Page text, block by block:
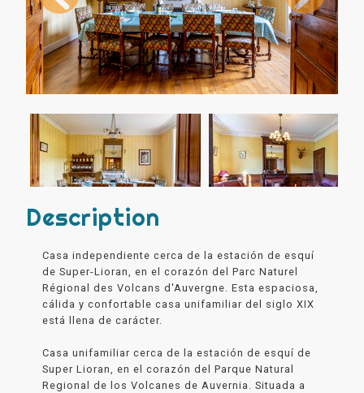
Description
Casa independiente cerca de la estación de esquí
de Super-Lioran, en el corazón del Parc Naturel
Régional des Volcans d'Auvergne. Esta espaciosa,
cálida y confortable casa unifamiliar del siglo XIX
está llena de carácter.
Casa unifamiliar cerca de la estación de esquí de
Super Lioran, en el corazón del Parque Natural
Regional de los Volcanes de Auvernia. Situada a